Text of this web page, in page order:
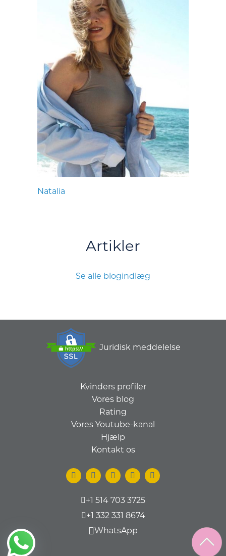
Natalia
Artikler
Se alle blogindlæg
Juridisk meddelelse
Kvinders profiler
Vores blog
Rating
Vores Youtube-kanal
Hjælp
Kontakt os
+1 514 703 3725
+1 332 331 8674
WhatsApp